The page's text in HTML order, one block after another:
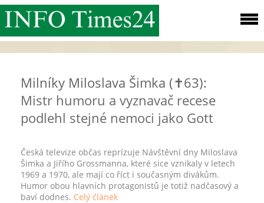
Milníky Miloslava Šimka (✝63):
Mistr humoru a vyznavač recese
podlehl stejné nemoci jako Gott
Česká televize občas reprízuje Návštěvní dny Miloslava
Šimka a Jiřího Grossmanna, které sice vznikaly v letech
1969 a 1970, ale mají co říct i současným divákům.
Humor obou hlavních protagonistů je totiž nadčasový a
baví dodnes. Celý článek